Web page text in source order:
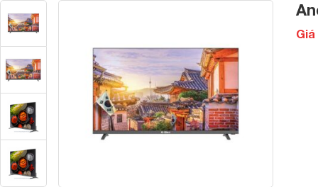
Giá